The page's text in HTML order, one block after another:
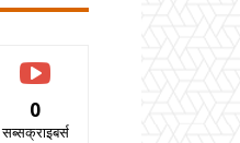
0
सब्सक्राइबर्स